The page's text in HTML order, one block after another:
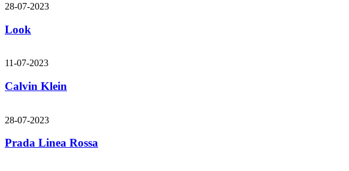
28-07-2023
Look
11-07-2023
Calvin Klein
28-07-2023
Prada Linea Rossa